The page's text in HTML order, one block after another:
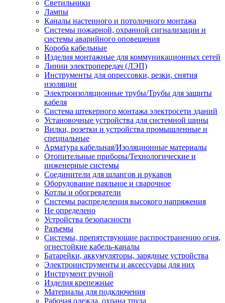
Светильники
Лампы
Каналы настенного и потолочного монтажа
Системы пожарной, охранной сигнализации и
системы аварийного оповещения
Короба кабельные
Изделия монтажные для коммуникационных сетей
Линии электропередач (ЛЭП)
Инструменты для опрессовки, резки, снятия
изоляции
Электроизоляционные трубы/Трубы для защиты
кабеля
Система штекерного монтажа электросети зданий
Установочные устройства для системной шины
Вилки, розетки и устройства промышленные и
специальные
Арматура кабельная/Изоляционные материалы
Отопительные приборы/Технологические и
инженерные системы
Соединители для шлангов и рукавов
Оборудование паяльное и сварочное
Котлы и обогреватели
Системы распределения высокого напряжения
Не определено
Устройства безопасности
Разъемы
Системы, препятствующие распространению огня,
огнестойкие кабель-каналы
Батарейки, аккумуляторы, зарядные устройства
Электроинструменты и аксессуары для них
Инструмент ручной
Изделия крепежные
Материалы для подключения
Рабочая одежда, охрана труда